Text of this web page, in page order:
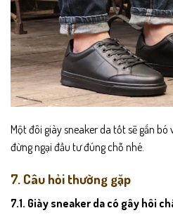
Một đôi giày sneaker da tốt sẽ gắn
đừng ngại đầu tư đúng chỗ nhé.
7. Câu hỏi thường gặp
7.1. Giày sneaker da có gây hôi